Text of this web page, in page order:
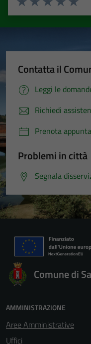
Valuta 4
Valuta 3
Valuta 2 stelle su
Valuta 1 stelle su 5
Contatta il
Leggi le
Richiedi
Prenota
Problemi in città
Segnala
Comune di
AMMINISTRAZIONE
Aree Amministrative
Uffici